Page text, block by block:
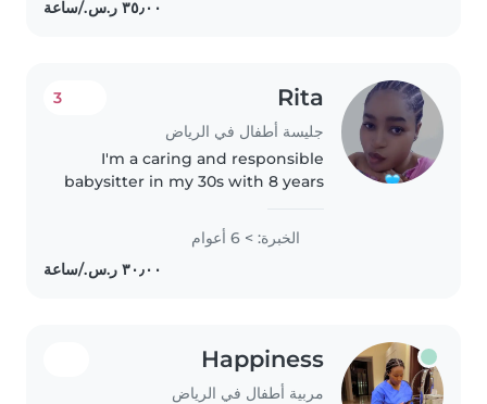
nurturing environment for
Rita
جليسة أطفال في الرياض
3
I'm a caring and responsible
babysitter in my 30s with 8 years
babies. Although I don't have
formal first aid training, I'm a
friendly and funny caregiver..
الخبرة: > 6 أعوام
Happiness
مربية أطفال في الرياض